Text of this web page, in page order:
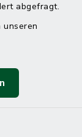
abgefragt.